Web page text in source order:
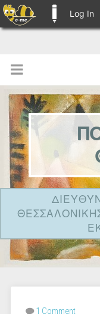
Log In
1 Comment